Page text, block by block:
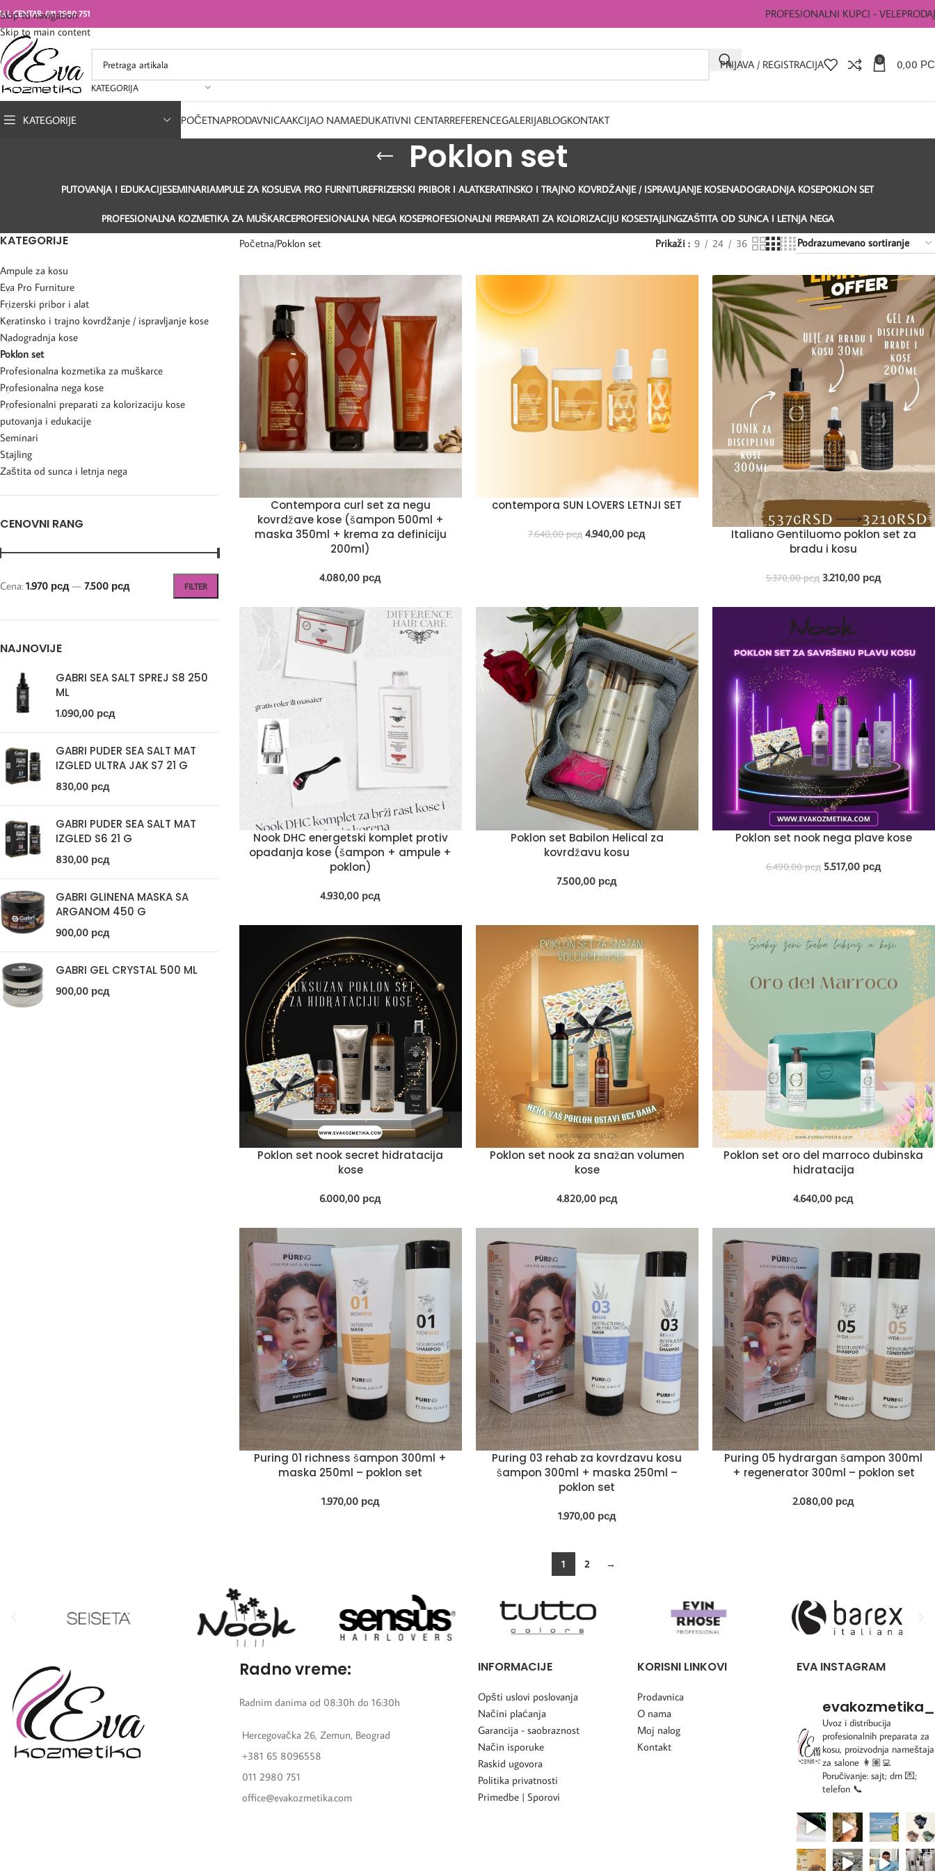
Skip to navigation
Skip to main content
CENTAR: 011 2980 751 PROFESIONALNI KUPCI -
KATEGORIJA
PRIJAVA / REGISTRACIJA 0 0,00
KATEGORIJE POČETNAPRODAVNICAAKCIJAO NAMAEDUKATIVNI CENTARREFERENCEGALERIJABLOGKONTAKT
Poklon set
PUTOVANJA I EDUKACIJESEMINARIAMPULE ZA KOSUEVA PRO FURNITUREFRIZERSKI PRIBOR I ALATKERATINSKO I TRAJNO KOVRDŽANJE / ISPRAVLJANJE KOSENADOGRADNJA KOSEPOKLON SET
PROFESIONALNA KOZMETIKA ZA MUŠKARCEPROFESIONALNA NEGA KOSEPROFESIONALNI PREPARATI ZA KOLORIZACIJU KOSESTAJLINGZAŠTITA OD SUNCA I LETNJA NEGA
KATEGORIJE
Ampule za kosu
Eva Pro Furniture
Frizerski pribor i alat
Keratinsko i trajno kovrdžanje / ispravljanje kose
Nadogradnja kose
Poklon set
Profesionalna kozmetika za muškarce
Profesionalna nega kose
Profesionalni preparati za kolorizaciju kose
putovanja i edukacije
Seminari
Stajling
Zaštita od sunca i letnja nega
CENOVNI RANG
FILTER
Cena: 1.970 рсд — 7.500 рсд
NAJNOVIJE
GABRI SEA SALT SPREJ S8 250
ML
1.090,00 рсд
GABRI PUDER SEA SALT MAT
IZGLED ULTRA JAK S7 21 G
830,00 рсд
GABRI PUDER SEA SALT MAT
IZGLED S6 21 G
830,00 рсд
GABRI GLINENA MASKA SA
ARGANOM 450 G
900,00 рсд
GABRI GEL CRYSTAL 500 ML
900,00 рсд
Početna Poklon set Prikaži 9 24 36
Contempora curl set za negu
kovrdžave kose (šampon 500ml +
maska 350ml + krema za definiciju
200ml)
4.080,00 рсд
contempora SUN LOVERS LETNJI SET
7.640,00рсд 4.940,00 рсд
Italiano Gentiluomo poklon set za
bradu i kosu
5.370,00рсд 3.210,00 рсд
Nook DHC energetski komplet protiv
opadanja kose (šampon + ampule +
poklon)
4.930,00 рсд
Poklon set Babilon Helical za
kovrdžavu kosu
7.500,00 рсд
Poklon set nook nega plave kose
6.490,00рсд 5.517,00 рсд
Poklon set nook secret hidratacija
kose
6.000,00 рсд
Poklon set nook za snažan volumen
kose
4.820,00 рсд
Poklon set oro del marroco dubinska
hidratacija
4.640,00 рсд
Puring 01 richness šampon 300ml +
maska 250ml – poklon set
1.970,00 рсд
Puring 03 rehab za kovrdzavu kosu
šampon 300ml + maska 250ml –
poklon set
1.970,00 рсд
Puring 05 hydrargan šampon 300ml
+ regenerator 300ml – poklon set
2.080,00 рсд
1 2 →
Radno vreme:
Radnim danima od 08:30h do 16:30h
Hercegovačka 26, Zemun, Beograd
+381 65 8096558
011 2980 751
office@evakozmetika.com
INFORMACIJE
Opšti uslovi poslovanja
Načini plaćanja
Garancija - saobraznost
Način isporuke
Raskid ugovora
Politika privatnosti
Primedbe | Sporovi
KORISNI LINKOVI
Prodavnica
O nama
Moj nalog
Kontakt
EVA INSTAGRAM
evakozmetika_
Uvoz i distribucija
profesionalnih preparata za
kosu, proizvodnja nameštaja
za salone 👩🏽‍💻
Poručivanje: sajt; dm 💌;
telefon 📞